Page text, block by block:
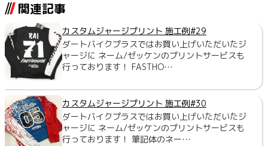
関連記事
カスタムジャージプリント 施工例#29
ダートバイクプラスではお買い上げいただいたジ
ャージに ネーム/ゼッケンのプリントサービスも
行っております！ FASTHO…
カスタムジャージプリント 施工例#30
ダートバイクプラスではお買い上げいただいたジ
ャージに ネーム/ゼッケンのプリントサービスも
行っております！ 筆記体のネー…